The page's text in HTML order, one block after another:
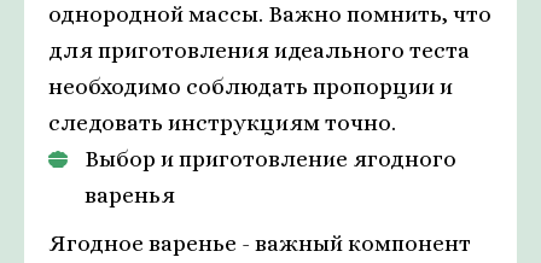
однородной массы. Важно помнить, что
для приготовления идеального теста
необходимо соблюдать пропорции и
следовать инструкциям точно.
Выбор и приготовление ягодного
варенья
Ягодное варенье - важный компонент